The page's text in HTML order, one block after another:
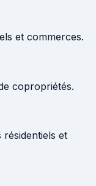
et commerces.
copropriétés.
résidentiels et